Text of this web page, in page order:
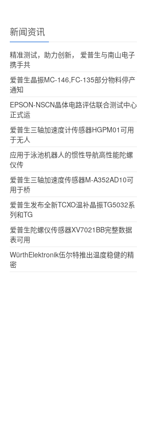
新闻资讯
精准测试，助力创新， 爱普生与南山电子
携手共
爱普生晶振MC-146,FC-135部分物料停产
通知
EPSON-NSCN晶体电路评估联合测试中心
正式运
爱普生三轴加速度计传感器HGPM01可用
于无人
应用于泳池机器人的惯性导航高性能陀螺
仪传
爱普生三轴加速度传感器M-A352AD10可
用于桥
爱普生发布全新TCXO温补晶振TG5032系
列和TG
爱普生陀螺仪传感器XV7021BB完整数据
表可用
WürthElektronik伍尔特推出温度稳健的精
密